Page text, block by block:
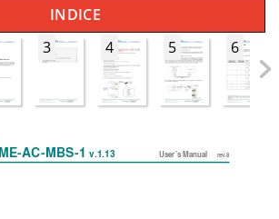
INDICE
3 4 5 6
ME-AC-MBS-1 v.1.13 User’s Manual rev.8